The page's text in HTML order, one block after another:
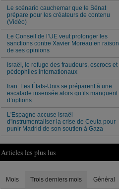
Le scénario cauchemar que le Sénat
prépare pour les créateurs de contenu
(Vidéo)
Le Conseil de l’UE veut prolonger les
sanctions contre Xavier Moreau en raison
de ses opinions
Israël, le refuge des fraudeurs, escrocs et
pédophiles internationaux
Iran. Les États-Unis se préparent à une
escalade insensée alors qu’ils manquent
d’options
L'Espagne accuse Israël
d'instrumentaliser la crise de Ceuta pour
punir Madrid de son soutien à Gaza
Articles les plus lus
Mois Trois derniers mois Général